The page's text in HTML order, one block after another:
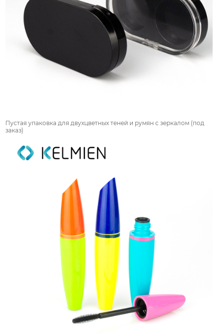
Пустая упаковка для двухцветных теней и румян с зеркалом (под
заказ)